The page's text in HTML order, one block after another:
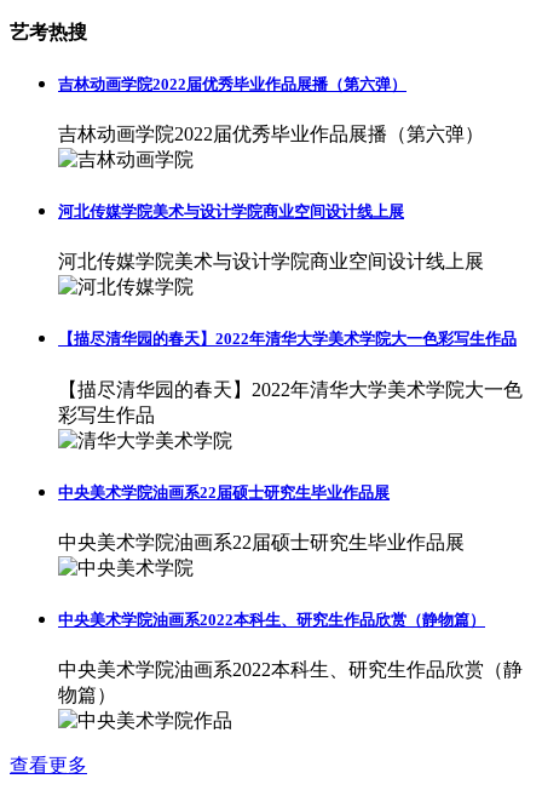
艺考热搜
吉林动画学院2022届优秀毕业作品展播（第六弹）
吉林动画学院2022届优秀毕业作品展播（第六弹）
河北传媒学院美术与设计学院商业空间设计线上展
河北传媒学院美术与设计学院商业空间设计线上展
【描尽清华园的春天】2022年清华大学美术学院大一色彩写生作品
【描尽清华园的春天】2022年清华大学美术学院大一色
彩写生作品
中央美术学院油画系22届硕士研究生毕业作品展
中央美术学院油画系22届硕士研究生毕业作品展
中央美术学院油画系2022本科生、研究生作品欣赏（静物篇）
中央美术学院油画系2022本科生、研究生作品欣赏（静
物篇）
查看更多